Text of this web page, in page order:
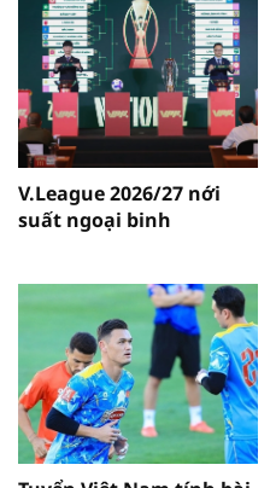
V.League 2026/27 nới
suất ngoại binh